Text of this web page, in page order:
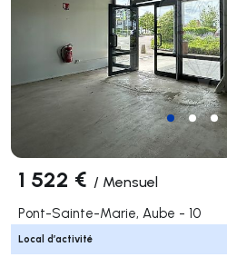
1 522 € / Mensuel
Pont-Sainte-Marie, Aube - 10
Local d’activité